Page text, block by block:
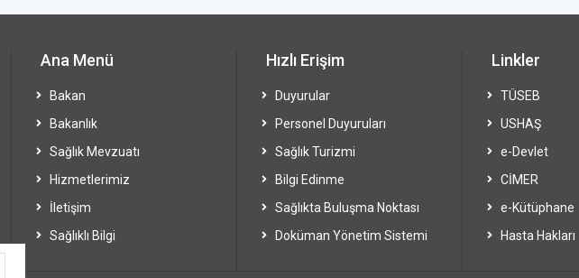
Ana Menü
Bakan
Bakanlık
Sağlık Mevzuatı
Hizmetlerimiz
İletişim
Sağlıklı Bilgi
Hızlı Erişim
Duyurular
Personel Duyuruları
Sağlık Turizmi
Bilgi Edinme
Sağlıkta Buluşma Noktası
Doküman Yönetim Sistemi
Linkler
TÜSEB
USHAŞ
e-Devlet
CİMER
e-Kütüphane
Hasta Hakları